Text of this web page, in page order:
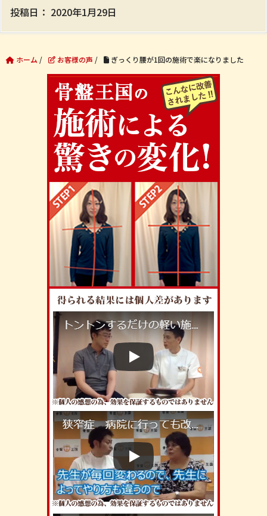
投稿日： 2020年1月29日
ホーム / お客様の声 / ぎっくり腰が1回の施術で楽になりました